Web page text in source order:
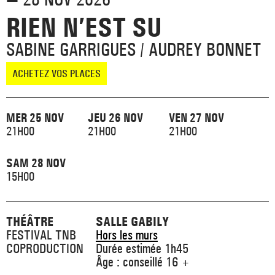
_ LES SALLES
_ ACTION TERRITORIALE
_ ACTION CULTURELLE
_ TNB SOLIDAIRE
_ TNB ÉCO-RESPONSABLE
_ ARCHIVES ET RESSOURCES
_ COPRODUCTIONS
_ RÉSIDENCES D'ARTISTE
_ INTERNATIONAL
_ ACTUALITÉS
_ FORMATION
_ INSERTION PROFESSIONNELLE
_ PROMOTIONS
_ INTERNATIONAL
_ NOUS SOUTENIR
_ CONTACTS ET INFOS PRATIQUES
_ NOS MÉCÈNES
_ DEVENEZ MÉCÈNE
_ SOUTENEZ LE FESTIVAL TNB
_ RENCONTRER
_ PRATIQUER
_ PROFITER
>
RIEN N’EST SU
SABINE GARRIGUES / AUDREY BONNET
ACHETEZ VOS PLACES
MER 25 NOV
21H00
JEU 26 NOV
21H00
VEN 27 NOV
21H00
SAM 28 NOV
15H00
THÉÂTRE
FESTIVAL TNB
COPRODUCTION
SALLE GABILY
Hors les murs
Durée estimée 1h45
Âge : conseillé 16 +